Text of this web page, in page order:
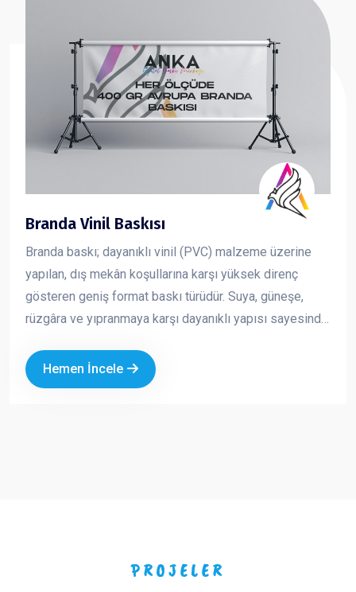
Branda Vinil Baskısı
Branda baskı; dayanıklı vinil (PVC) malzeme üzerine
yapılan, dış mekân koşullarına karşı yüksek direnç
gösteren geniş format baskı türüdür. Suya, güneşe,
rüzgâra ve yıpranmaya karşı dayanıklı yapısı sayesinde
kullanılır. Canlı renkler ve yüksek çözünürlükte baskı
kalitesi ile markanızı uzaktan bile fark edilir hale getirir.
Hemen İncele
PROJELER